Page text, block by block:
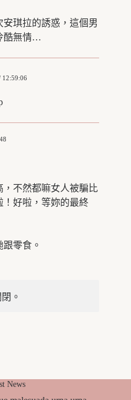
琪拉的誘惑，這個男
酷無情…
12:59:06
不然都嘛女人被騙比
！好啦，等妳的最終
零食。
。
News